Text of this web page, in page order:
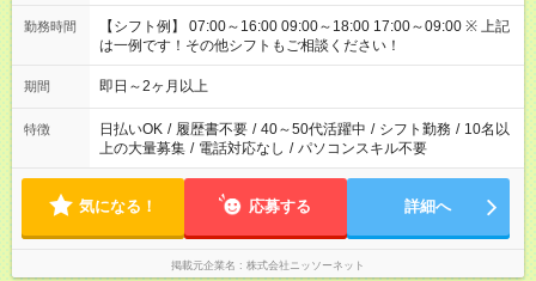
勤務時間
【シフト例】 07:00～16:00 09:00～18:00 17:00～09:00 ※ 上記
は一例です！その他シフトもご相談ください！
期間 即日～2ヶ月以上
特徴 日払いOK / 履歴書不要 / 40～50代活躍中 / シフト勤務 / 10名以
上の大量募集 / 電話対応なし / パソコンスキル不要
気になる！ 応募する 詳細へ
掲載元企業名 株式会社ニッソーネット